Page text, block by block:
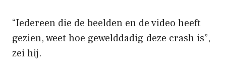
“Iedereen die de beelden en de video heeft
gezien, weet hoe gewelddadig deze crash is”,
zei hij.